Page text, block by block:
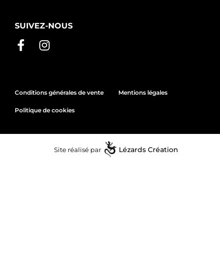
SUIVEZ-NOUS
Conditions générales de vente Mentions légales
Politique de cookies
Site réalisé par Lézards Création